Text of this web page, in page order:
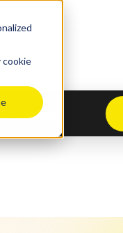
cookie
Evenimente